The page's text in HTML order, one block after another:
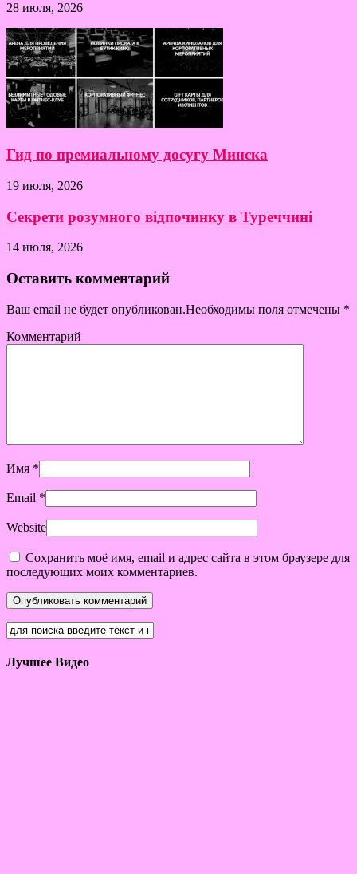
28 июля, 2026
Гид по премиальному досугу Минска
19 июля, 2026
Секрети розумного відпочинку в Туреччині
14 июля, 2026
Оставить комментарий
Ваш email не будет опубликован.Необходимы поля отмечены *
Комментарий
Имя *
Email *
Website
Сохранить моё имя, email и адрес сайта в этом браузере для
последующих моих комментариев.
Лучшее Видео